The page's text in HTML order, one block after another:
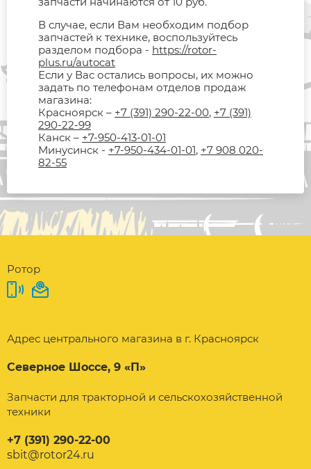
В случае, если Вам необходим подбор
запчастей к технике, воспользуйтесь
разделом подбора - https://rotor-
plus.ru/autocat
Если у Вас остались вопросы, их можно
задать по телефонам отделов продаж
магазина:
Красноярск – +7 (391) 290-22-00, +7 (391)
290-22-99
Канск – +7-950-413-01-01
Минусинск - +7-950-434-01-01, +7 908 020-
82-55
Ротор
Адрес центрального магазина в г. Красноярск
Северное Шоссе, 9 «П»
Запчасти для тракторной и сельскохозяйственной
техники
+7 (391) 290-22-00
sbit@rotor24.ru